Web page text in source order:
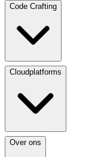
Code Crafting
Cloudplatforms
Over ons